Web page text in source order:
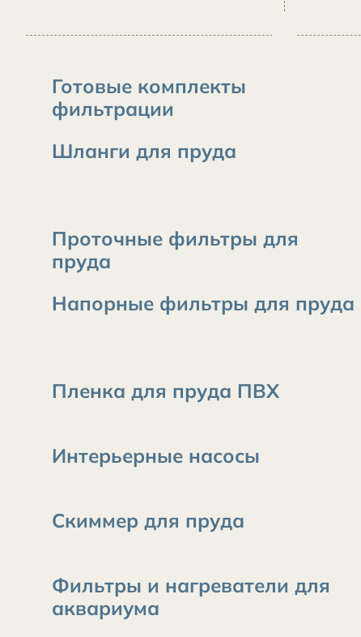
Готовые комплекты
фильтрации
Шланги для пруда
Проточные фильтры для
пруда
Напорные фильтры для пруда
Пленка для пруда ПВХ
Интерьерные насосы
Скиммер для пруда
Фильтры и нагреватели для
аквариума